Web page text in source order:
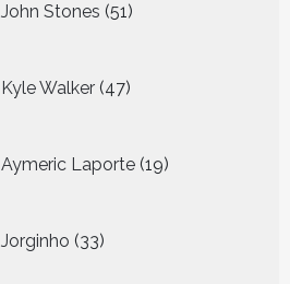
John Stones 51
producten
Kyle Walker 47
producten
Aymeric Laporte 19
producten
Jorginho 33
producten